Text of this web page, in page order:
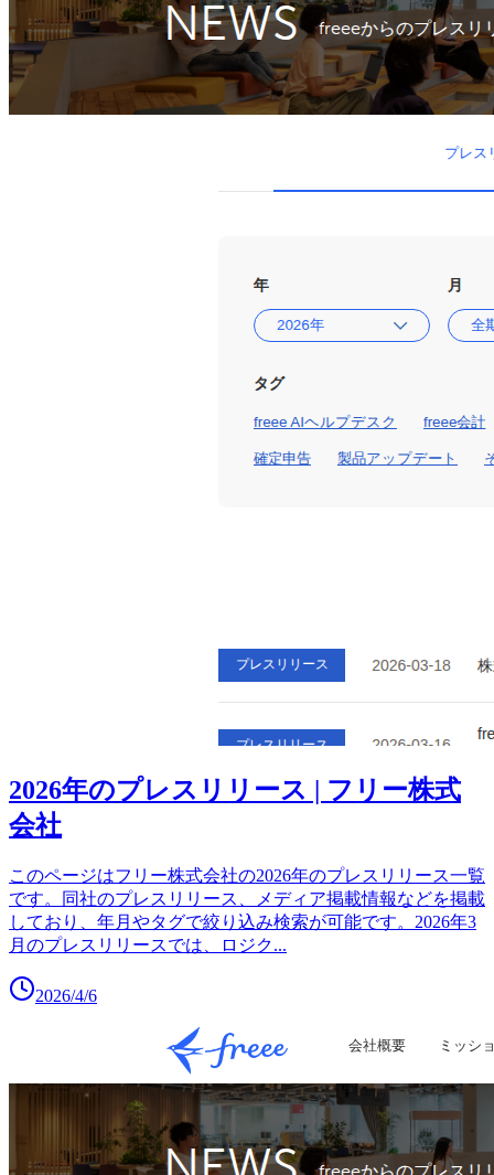
2026年のプレスリリース | フリー株式
会社
このページはフリー株式会社の2026年のプレスリリース一覧
です。同社のプレスリリース、メディア掲載情報などを掲載
しており、年月やタグで絞り込み検索が可能です。2026年3
月のプレスリリースでは、ロジク...
2026/4/6